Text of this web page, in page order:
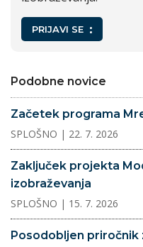
PRIJAVI SE
Podobne novice
Začetek programa
SPLOŠNO | 22. 7. 2026
Zaključek projekta
izobraževanja
SPLOŠNO | 15. 7. 2026
Posodobljen